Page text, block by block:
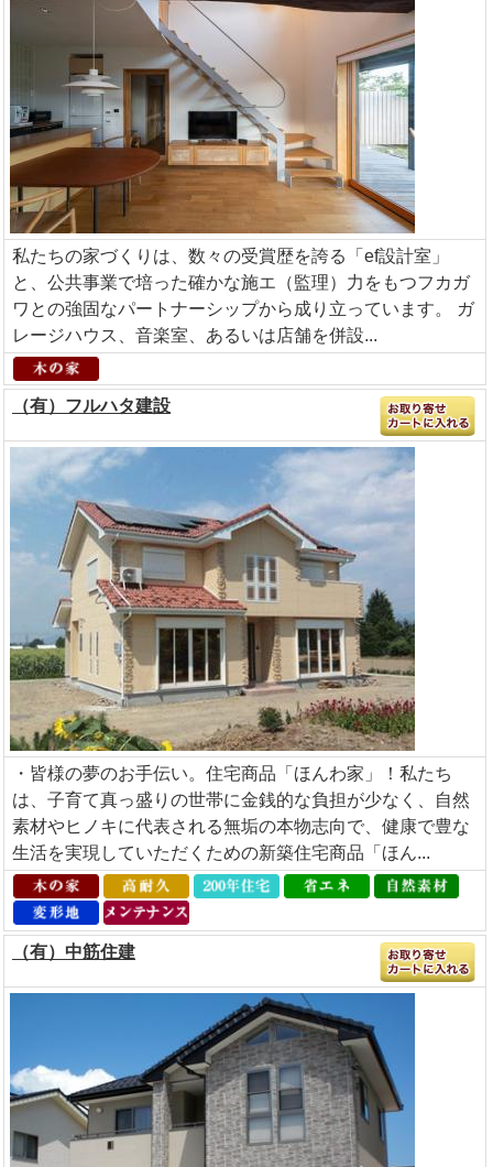
私たちの家づくりは、数々の受賞歴を誇る「ef設計室」
と、公共事業で培った確かな施エ（監理）力をもつフカガ
ワとの強固なパートナーシップから成り立っています。 ガ
レージハウス、音楽室、あるいは店舗を併設...
（有）フルハタ建設
・皆様の夢のお手伝い。住宅商品「ほんわ家」！私たち
は、子育て真っ盛りの世帯に金銭的な負担が少なく、自然
素材やヒノキに代表される無垢の本物志向で、健康で豊な
生活を実現していただくための新築住宅商品「ほん...
（有）中筋住建